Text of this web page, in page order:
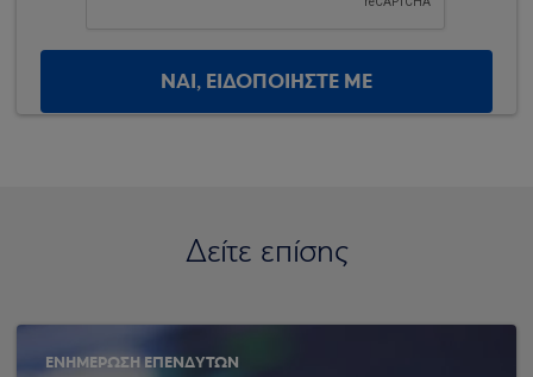
ΝΑΙ, ΕΙΔΟΠΟΙΗΣΤΕ ΜΕ
Δείτε επίσης
ΕΝΗΜΕΡΩΣΗ ΕΠΕΝΔΥΤΩΝ